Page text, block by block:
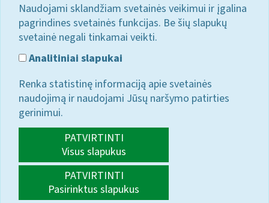
Naudojami sklandžiam svetainės veikimui ir įgalina
pagrindines svetainės funkcijas. Be šių slapukų
svetainė negali tinkamai veikti.
Analitiniai slapukai
Renka statistinę informaciją apie svetainės
naudojimą ir naudojami Jūsų naršymo patirties
gerinimui.
PATVIRTINTI
Visus slapukus
PATVIRTINTI
Pasirinktus slapukus